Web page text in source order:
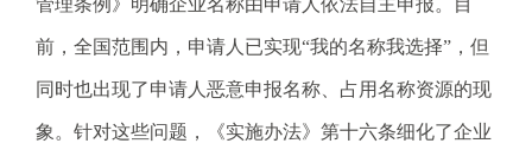
前，全国范围内，申请人已实现“我的名称我选择”，但
同时也出现了申请人恶意申报名称、占用名称资源的现
象。针对这些问题，《实施办法》第十六条细化了企业